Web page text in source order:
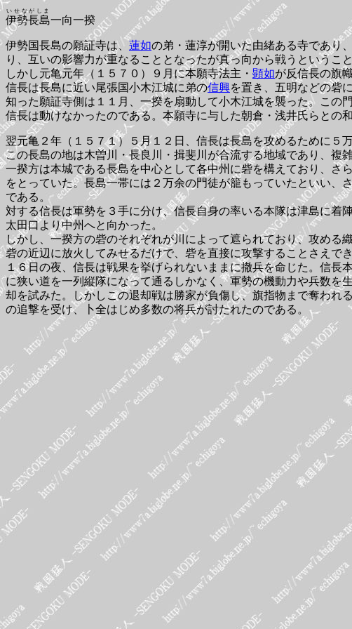
伊勢長島
いせながしま
一向一揆
伊勢国長島の願証寺は、 蓮如の弟・蓮淳が開いた由緒ある寺であり
り、互いの影響力が重なることとなったが真っ向から戦うというこ
しかし元亀元年（１５７０）９月に本願寺法主・ 顕如が反信長の旗
信長は長島に近い尾張国小木江城に弟の信興を置き、五明などの砦
知った願証寺側は１１月、一揆を扇動して小木江城を襲った。この
信長は動けなかったのである。本願寺に与した朝倉・浅井氏らとの
翌元亀２年（１５７１）５月１２日、信長は長島を攻めるために５
この長島の地は木曽川・長良川・揖斐川が合流する地域であり、複
一揆方は本城である長島を中心として各中州に砦を構えており、
をとっていた。長島一帯には２万余の門徒が籠もっていたといい
である。
対する信長は軍勢を３手に分け、信長自身の率いる本隊は津島に着陣
太田口より中州へと向かった。
しかし、一揆方の砦のそれぞれが川によって遮られており、攻め
砦の近辺に放火してみせるだけで、砦を直接に攻撃することさえで
１６日の夜、信長は戦果を挙げられないままに撤兵を命じた。信
に狭い道を一列縦隊になって通るしかなく、軍勢の機動力や兵数
却を試みた。しかしこの退却戦は勝家が負傷し、旗指物まで奪われ
の追撃を受け、卜全はじめ多数の将兵が討たれたのである。